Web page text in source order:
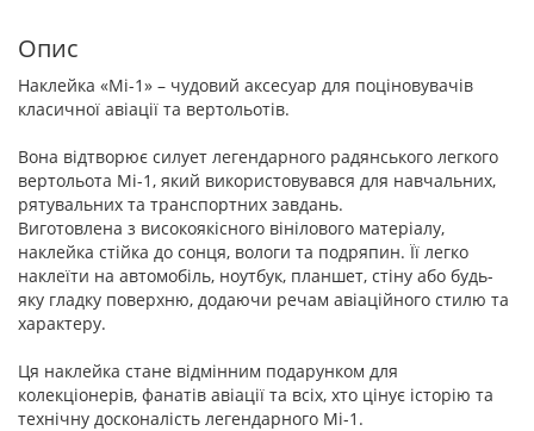
Опис
Наклейка «Мі-1» – чудовий аксесуар для поціновувачів
класичної авіації та вертольотів.
Вона відтворює силует легендарного радянського легкого
вертольота Мі-1, який використовувався для навчальних,
рятувальних та транспортних завдань.
Виготовлена з високоякісного вінілового матеріалу,
наклейка стійка до сонця, вологи та подряпин. Її легко
наклеїти на автомобіль, ноутбук, планшет, стіну або будь-
яку гладку поверхню, додаючи речам авіаційного стилю та
характеру.
Ця наклейка стане відмінним подарунком для
колекціонерів, фанатів авіації та всіх, хто цінує історію та
технічну досконалість легендарного Мі-1.